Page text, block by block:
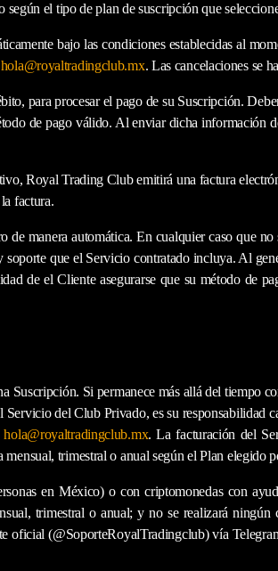
el tipo de plan de suscripción que
bajo las condiciones establecidas al
hola@royaltradingclub.mx. Las cancelaciones se
para procesar el pago de su Suscripción.
de pago válido. Al enviar dicha información
Royal Trading Club emitirá una factura
factura.
manera automática. En cualquier caso que
que el Servicio contratado incluya. Al
de el Cliente asegurarse que su método de
Suscripción. Si permanece más allá del tiempo
Serviciodel Club Privado, es su responsabilidad
hola@royaltradingclub.mx. La facturación del
trimestral o anual según el Plan elegido
en México) o con criptomonedas con
trimestral o anual; y no se realizará
oficial (@SoporteRoyalTradingclub) vía